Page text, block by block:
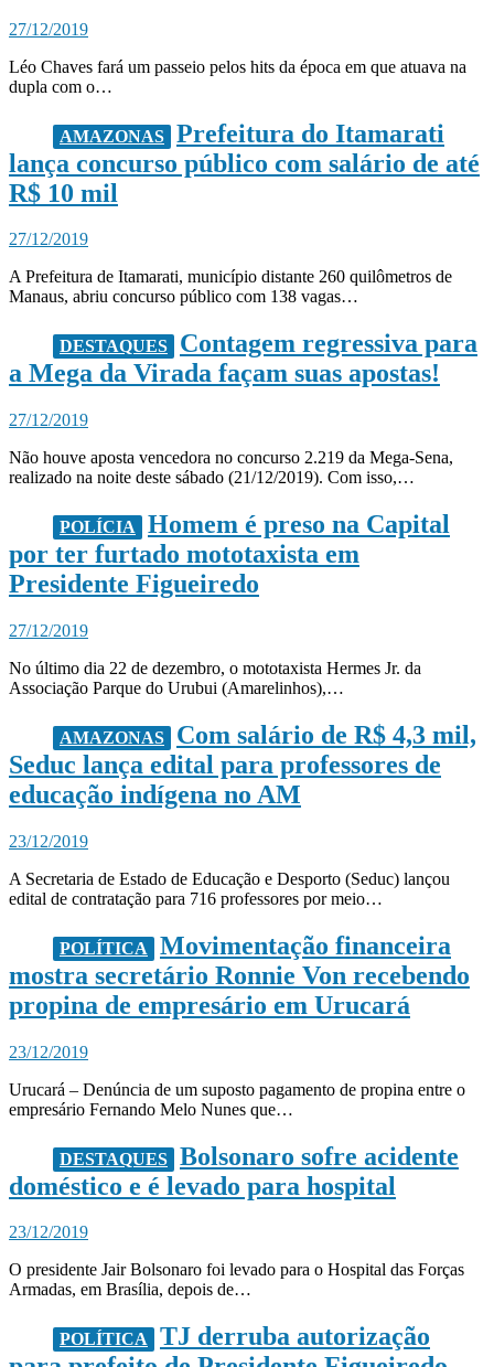
27/12/2019
Léo Chaves fará um passeio pelos hits da época em que atuava na
dupla com o…
AMAZONAS
Prefeitura do Itamarati
lança concurso público com salário de até
R$ 10 mil
27/12/2019
A Prefeitura de Itamarati, município distante 260 quilômetros de
Manaus, abriu concurso público com 138 vagas…
DESTAQUES
Contagem regressiva para
a Mega da Virada façam suas apostas!
27/12/2019
Não houve aposta vencedora no concurso 2.219 da Mega-Sena,
realizado na noite deste sábado (21/12/2019). Com isso,…
POLÍCIA
Homem é preso na Capital
por ter furtado mototaxista em
Presidente Figueiredo
27/12/2019
No último dia 22 de dezembro, o mototaxista Hermes Jr. da
Associação Parque do Urubui (Amarelinhos),…
AMAZONAS
Com salário de R$ 4,3 mil,
Seduc lança edital para professores de
educação indígena no AM
23/12/2019
A Secretaria de Estado de Educação e Desporto (Seduc) lançou
edital de contratação para 716 professores por meio…
POLÍTICA
Movimentação financeira
mostra secretário Ronnie Von recebendo
propina de empresário em Urucará
23/12/2019
Urucará – Denúncia de um suposto pagamento de propina entre o
empresário Fernando Melo Nunes que…
DESTAQUES
Bolsonaro sofre acidente
doméstico e é levado para hospital
23/12/2019
O presidente Jair Bolsonaro foi levado para o Hospital das Forças
Armadas, em Brasília, depois de…
POLÍTICA
TJ derruba autorização